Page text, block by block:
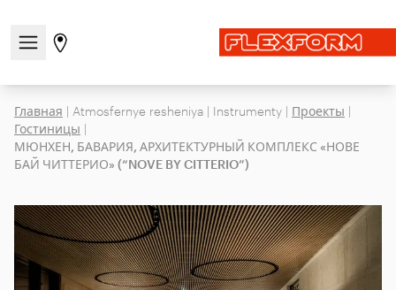
Открыть/закрыть меню навигации
Перейти на страницу магазинов
Главная | Atmosfernye resheniya | Instrumenty | Проекты |
Гостиницы |
МЮНХЕН, БАВАРИЯ, АРХИТЕКТУРНЫЙ КОМПЛЕКС «НОВЕ
БАЙ ЧИТТЕРИО» (“NOVE BY CITTERIO”)